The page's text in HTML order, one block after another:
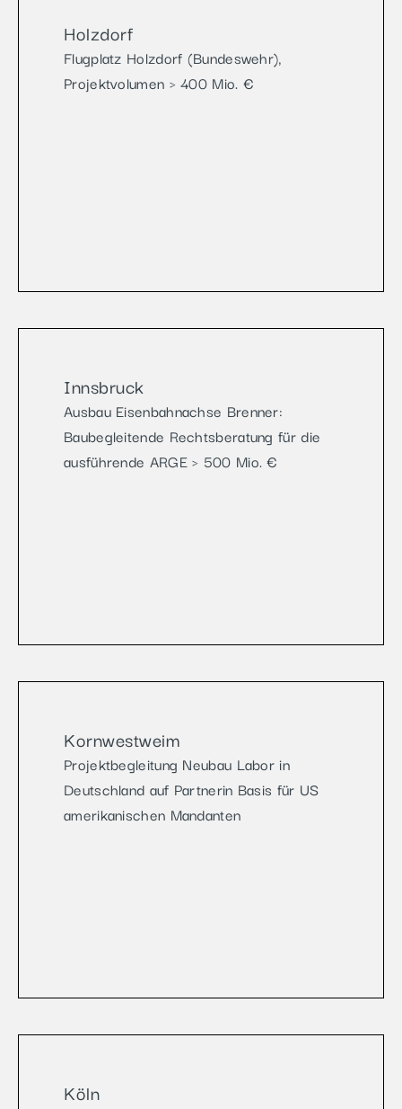
Holzdorf
Flugplatz Holzdorf (Bundeswehr),
Projektvolumen > 400 Mio. €
Innsbruck
Ausbau Eisenbahnachse Brenner:
Baubegleitende Rechtsberatung für die
ausführende ARGE > 500 Mio. €
Kornwestweim
Projektbegleitung Neubau Labor in
Deutschland auf Partnerin Basis für US
amerikanischen Mandanten
Köln